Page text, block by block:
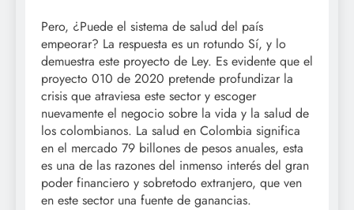
Pero, ¿Puede el sistema de salud del país
empeorar? La respuesta es un rotundo Sí, y lo
demuestra este proyecto de Ley. Es evidente que el
proyecto 010 de 2020 pretende profundizar la
crisis que atraviesa este sector y escoger
nuevamente el negocio sobre la vida y la salud de
los colombianos. La salud en Colombia significa
en el mercado 79 billones de pesos anuales, esta
es una de las razones del inmenso interés del gran
poder financiero y sobretodo extranjero, que ven
en este sector una fuente de ganancias.